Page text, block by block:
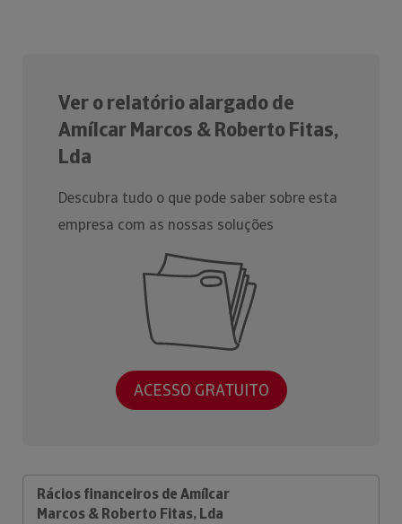
Ver o relatório alargado de
Amílcar Marcos & Roberto Fitas,
Lda
Descubra tudo o que pode saber sobre esta
empresa com as nossas soluções
ACESSO GRATUITO
Rácios financeiros de Amílcar
Marcos & Roberto Fitas, Lda